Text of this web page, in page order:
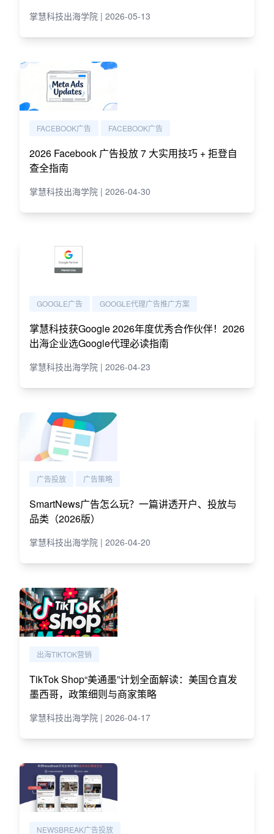
掌慧科技出海学院 | 2026-05-13
FACEBOOK广告 FACEBOOK广告
2026 Facebook 广告投放 7 大实用技巧 + 拒登自
查全指南
掌慧科技出海学院 | 2026-04-30
GOOGLE广告 GOOGLE代理广告推广方案
掌慧科技获Google 2026年度优秀合作伙伴！2026
出海企业选Google代理必读指南
掌慧科技出海学院 | 2026-04-23
广告投放 广告策略
SmartNews广告怎么玩？一篇讲透开户、投放与
品类（2026版）
掌慧科技出海学院 | 2026-04-20
出海TIKTOK营销
TikTok Shop“美通墨”计划全面解读：美国仓直发
墨西哥，政策细则与商家策略
掌慧科技出海学院 | 2026-04-17
NEWSBREAK广告投放